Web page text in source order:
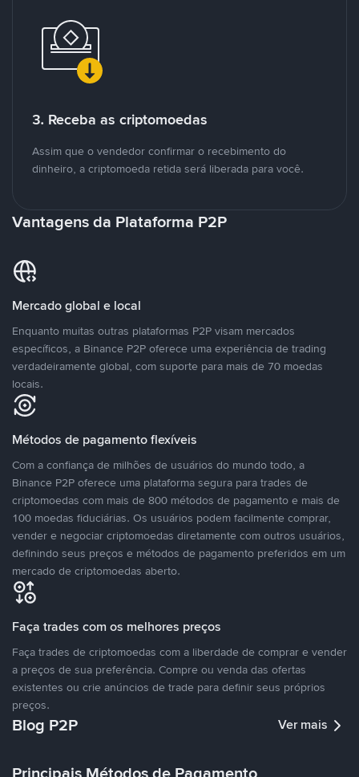
3. Receba as criptomoedas
Assim que o vendedor confirmar o recebimento do
dinheiro, a criptomoeda retida será liberada para você.
Vantagens da Plataforma P2P
Mercado global e local
Enquanto muitas outras plataformas P2P visam mercados
específicos, a Binance P2P oferece uma experiência de trading
verdadeiramente global, com suporte para mais de 70 moedas
locais.
Métodos de pagamento flexíveis
Com a confiança de milhões de usuários do mundo todo, a
Binance P2P oferece uma plataforma segura para trades de
criptomoedas com mais de 800 métodos de pagamento e mais de
100 moedas fiduciárias. Os usuários podem facilmente comprar,
vender e negociar criptomoedas diretamente com outros usuários,
definindo seus preços e métodos de pagamento preferidos em um
mercado de criptomoedas aberto.
Faça trades com os melhores preços
Faça trades de criptomoedas com a liberdade de comprar e vender
a preços de sua preferência. Compre ou venda das ofertas
existentes ou crie anúncios de trade para definir seus próprios
preços.
Blog P2P Ver mais